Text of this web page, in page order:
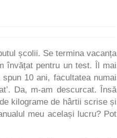
școlii. Se termina vacanța
învățat pentru un test. Îl mai
10 ani, facultatea numai
Da, m-am descurcat. Însă
kilograme de hârtii scrise și
meu același lucru? Pot